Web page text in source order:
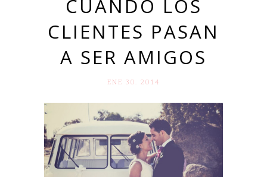
CUANDO LOS
CLIENTES PASAN
A SER AMIGOS
ENE 30. 2014